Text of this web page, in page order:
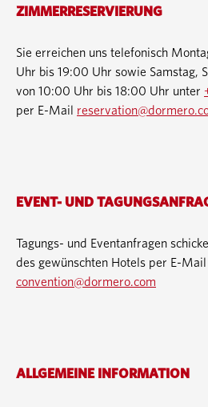
ZIMMERRESERVIERUNG
Sie erreichen uns telefonisch
Uhr bis 19:00 Uhr sowie Samstag,
von 10:00 Uhr bis 18:00 Uhr unter
per E-Mail
EVENT- UND
Tagungs- und Eventanfragen
des gewünschten Hotels per E-Mail
convention@dormero.com
ALLGEMEINE INFORMATION